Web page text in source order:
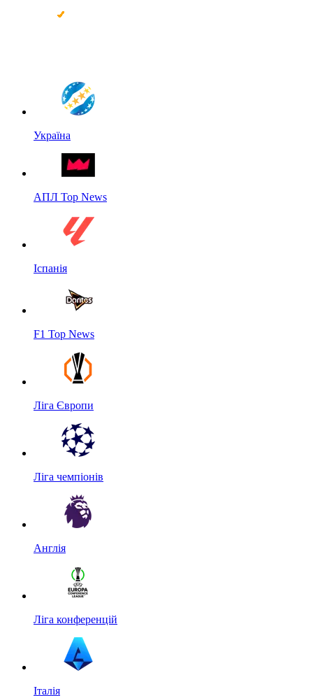
Україна
АПЛ Top News
Іспанія
F1 Top News
Ліга Європи
Ліга чемпіонів
Англія
Ліга конференцій
Італія